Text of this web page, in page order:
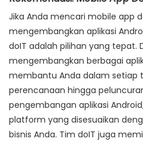
Jika Anda mencari mobile app
mengembangkan aplikasi
doIT adalah pilihan yang tepat.
mengembangkan berbagai
membantu Anda dalam setiap
perencanaan hingga
pengembangan aplikasi
platform yang disesuaikan
bisnis Anda. Tim doIT juga